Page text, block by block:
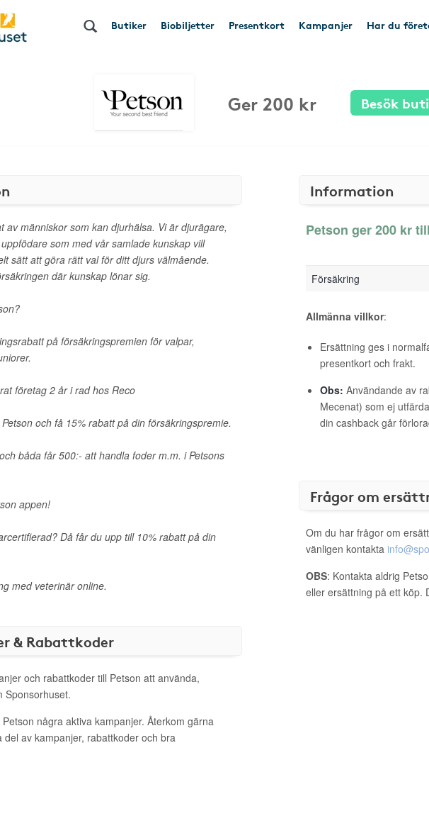
Butiker Biobiljetter Presentkort Kampanjer Har du
Ger 200 kr Besök
av människor som kan djurhälsa. Vi är djurägare,
som med vår samlade kunskap vill
sätt att göra rätt val för ditt djurs välmående.
där kunskap lönar sig.
på försäkringspremien för valpar,
företag 2 år i rad hos Reco
och få 15% rabatt på din försäkringspremie.
båda får 500:- att handla foder m.m. i Petsons
appen!
Då får du upp till 10% rabatt på din
med veterinär online.
& Rabattkoder
och rabattkoder till Petson att använda,
Sponsorhuset.
några aktiva kampanjer. Återkom gärna
del av kampanjer, rabattkoder och bra
Information
Petson ger 200 kr
Försäkring
Allmänna villkor:
Ersättning ges i
presentkort och frakt.
Obs: Användande av
Mecenat) som ej
din cashback går
Frågor om
Om du har frågor om
vänligen kontakta
OBS: Kontakta aldrig
eller ersättning på ett köp.